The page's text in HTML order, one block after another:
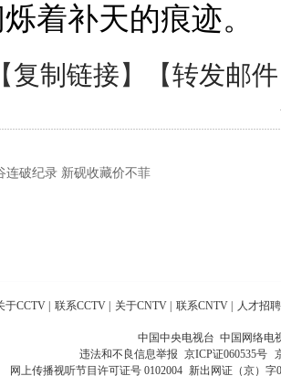
着补天的痕迹。
复制链接】【转发邮件
连破纪录 新砚收藏价不菲
于CCTV | 联系CCTV | 关于CNTV | 联系CNTV | 人才招聘
中国中央电视台 中国网络电
违法和不良信息举报 京ICP证060535号
网上传播视听节目许可证号 0102004 新出网证（京）